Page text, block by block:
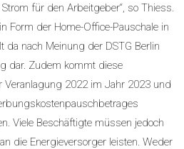
für den Arbeitgeber“, so Thiess.
Form der Home-Office-Pauschale in
da nach Meinung der DSTG Berlin
dar. Zudem kommt diese
Veranlagung 2022 im Jahr 2023 und
Viele Beschäftigte müssen jedoch
die Energieversorger leisten. Weder